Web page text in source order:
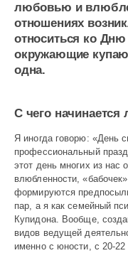
1
любовью и
отношениях
относиться ко
окружающие
одна.
С чего
Я иногда говорю: «День
профессиональный
этот день многих из нас
влюбленности,
формируются
пар, а я как семейный
Купидона. Вообще,
видов ведущей
именно с юности, с 20-